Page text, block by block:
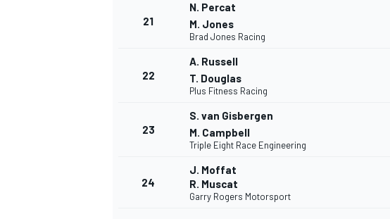
21
N. Percat
M. Jones
Brad Jones Racing
22
A. Russell
T. Douglas
Plus Fitness Racing
23
S. van Gisbergen
M. Campbell
Triple Eight Race Engineering
24
J. Moffat
R. Muscat
Garry Rogers Motorsport